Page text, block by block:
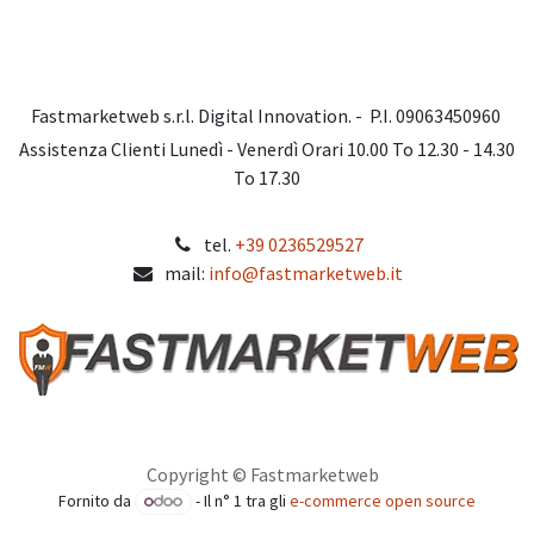
Fastmarketweb s.r.l. Digital Innovation. - P.I. 09063450960
Assistenza Clienti Lunedì - Venerdì Orari 10.00 To 12.30 - 14.30
To 17.30
tel. +39 0236529527
mail: info@fastmarketweb.it
Copyright © Fastmarketweb
Fornito da - Il n° 1 tra glie-commerce open source